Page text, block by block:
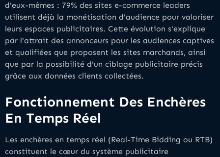
d'eux-mêmes : 79% des sites e-commerce leaders
utilisent déjà la monétisation d'audience pour valoriser
leurs espaces publicitaires. Cette évolution s'explique
par l'attrait des annonceurs pour les audiences captives
et qualifiées que proposent les sites marchands, ainsi
que par la possibilité d'un ciblage publicitaire précis
grâce aux données clients collectées.
Fonctionnement Des Enchères
En Temps Réel
Les enchères en temps réel (Real-Time Bidding ou RTB)
constituent le cœur du système publicitaire